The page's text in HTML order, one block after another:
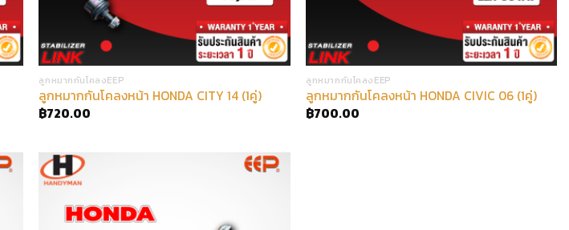
ลูกหมากกันโคลงEEP
ลูกหมากกันโคลงหน้า HONDA CITY 14 (1คู่)
฿720.00
ลูกหมากกันโคลงEEP
ลูกหมากกันโคลงหน้า HONDA CIVIC 06 (1คู่)
฿700.00